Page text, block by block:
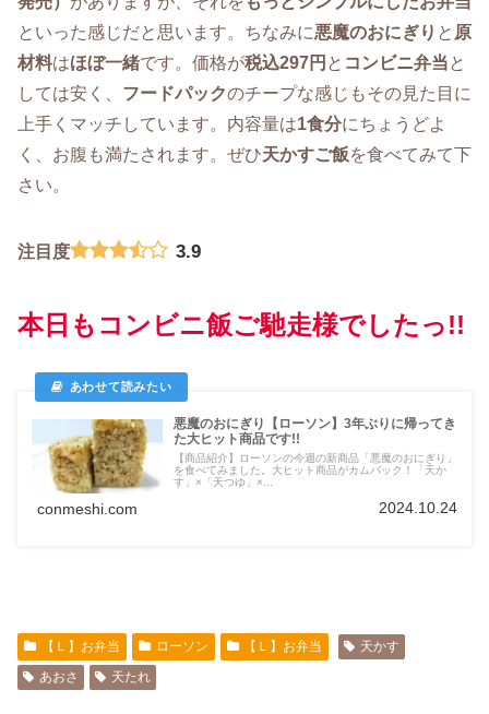
といった感じだと思います。ちなみに悪魔のおにぎり と 原
材料はほぼ一緒です。価格が税込297円 と コンビニ弁当と
しては安く、 フードパックのチープな感じもその見た目に
上手くマッチしています。内容量は1食分にちょうどよ
く、お腹も満たされます。ぜひ天かすご飯を食べてみて下
さい。
注目度 3.9
本日もコンビニ飯ご馳走様でしたっ!!
悪魔のおにぎり【ローソン】3年ぶりに帰ってき
た大ヒット商品です!!
【商品紹介】ローソンの今週の新商品「悪魔のおにぎり」
を食べてみました。大ヒット商品がカムバック！「天か
す」×「天つゆ」×...
conmeshi.com 2024.10.24
【Ｌ】お弁当 ローソン 【Ｌ】お弁当
天かす
あおさ
天たれ